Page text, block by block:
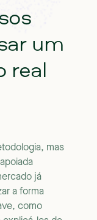
um
real
mas
já
a forma
como